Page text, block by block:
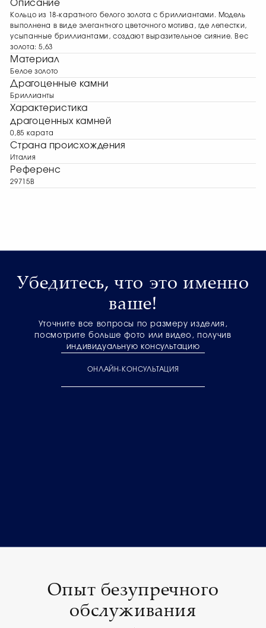
Описание
Кольцо из 18-каратного белого золота с бриллиантами. Модель
выполнена в виде элегантного цветочного мотива, где лепестки,
усыпанные бриллиантами, создают выразительное сияние. Вес
золота: 5,63
Материал
Белое золото
Драгоценные камни
Бриллианты
Характеристика
драгоценных камней
0,85 карата
Страна происхождения
Италия
Референс
29715B
Убедитесь, что это именно
ваше!
Уточните все вопросы по размеру изделия,
посмотрите больше фото или видео, получив
индивидуальную консультацию
ОНЛАЙН-КОНСУЛЬТАЦИЯ
Опыт безупречного
обслуживания